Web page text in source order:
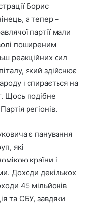
Борис
а тепер –
партії мали
поширеним
реакційних сил
який здійснює
і спирається на
Щось подібне
регіонів.
є панування
які
країни і
Доходи декількох
45 мільйонів
та СБУ, завдяки